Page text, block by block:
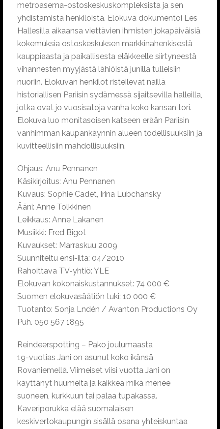
metroasema-ostoskeskuskompleksista ja sen
yhdistämistä henkilöistä. Elokuva dokumentoi Les
Hallesilla aikaansa viettävien ihmisten jokapäiväisiä
kokemuksia ostoskeskuksen markkinahenkisestä
kauppiaasta ja paikallisesta eläkkeelle siirtyneestä
vihannesten myyjästä lähiöistä junilla tulleisiin
nuoriin. Elokuvan henkilöt risteilevät näillä
historiallisen Pariisin sydämessä sijaitsevilla halleilla,
jotka ovat jo vuosisatoja vanha koko kansan tori.
Elokuva luo monitasoisen katseen erään Pariisin
vanhimman kaupankäynnin alueen todellisuuksiin ja
kuvitteellisiin mahdollisuuksiin.
Ohjaus: Anu Pennanen
Käsikirjoitus: Anu Pennanen
Kuvaus: Sophie Cadet, Irina Lubchansky
Ääni: Anne Tolkkinen
Leikkaus: Anne Lakanen
Musiikki: Fred Bigot
Kuvaukset: Marraskuu 2009
Suunniteltu ensi-ilta: 04/2010
Rahoittava TV-yhtiö: YLE
Elokuvan kokonaiskustannukset: 74 000 €
Suomen elokuvasäätiön tuki: 10 000 €
Tuotanto: Sonja Lndén / Avanton Productions Oy
Puh. 050 567 1895
Reindeerspotting – Pako joulumaasta
19-vuotias Jani on asunut koko ikänsä
Rovaniemellä. Viimeiset viisi vuotta Jani on
käyttänyt huumeita ja kaikkea mikä menee
suoneen, kurkkuun tai palaa tupakassa.
Kaveriporukka elää suomalaisen
keskivertokaupungin sisällä osana yhteiskuntaa